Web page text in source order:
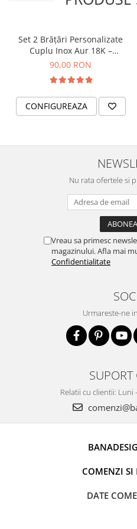
Set 2 Brățări Personalizate
Cuplu Inox Aur 18K –
Waterproof
90,00 RON
CONFIGUREAZA
Nu rata ofertele si
Vreau sa primesc
magazinului. Afla mai
Confidentialitate
Urmareste-ne
SUPORT
Relatii cu clientii: Luni
COMENZI SI
DATE